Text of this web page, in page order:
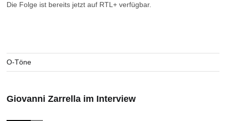
Die Folge ist bereits jetzt auf RTL+ verfügbar.
O-Töne
Giovanni Zarrella im Interview